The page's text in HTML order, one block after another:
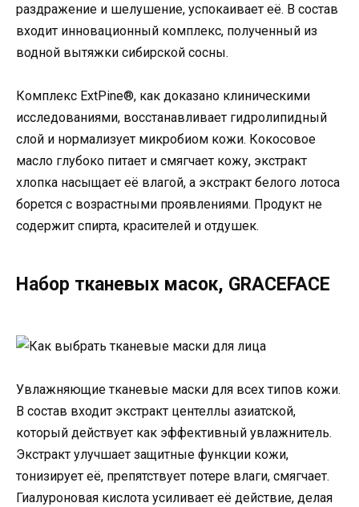
раздражение и шелушение, успокаивает её. В состав
входит инновационный комплекс, полученный из
водной вытяжки сибирской сосны.
Комплекс ExtPine®, как доказано клиническими
исследованиями, восстанавливает гидролипидный
слой и нормализует микробиом кожи. Кокосовое
масло глубоко питает и смягчает кожу, экстракт
хлопка насыщает её влагой, а экстракт белого лотоса
борется с возрастными проявлениями. Продукт не
содержит спирта, красителей и отдушек.
Набор тканевых масок, GRACEFACE
Увлажняющие тканевые маски для всех типов кожи.
В состав входит экстракт центеллы азиатской,
который действует как эффективный увлажнитель.
Экстракт улучшает защитные функции кожи,
тонизирует её, препятствует потере влаги, смягчает.
Гиалуроновая кислота усиливает её действие, делая